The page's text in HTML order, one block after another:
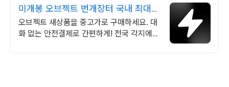
미개봉 오브젝트 번개장터 국내 최대
브랜드 중고거래
오브젝트 새상품을 중고가로 구매하세요. 대
화 없는 안전결제로 간편하게! 전국 각지에서